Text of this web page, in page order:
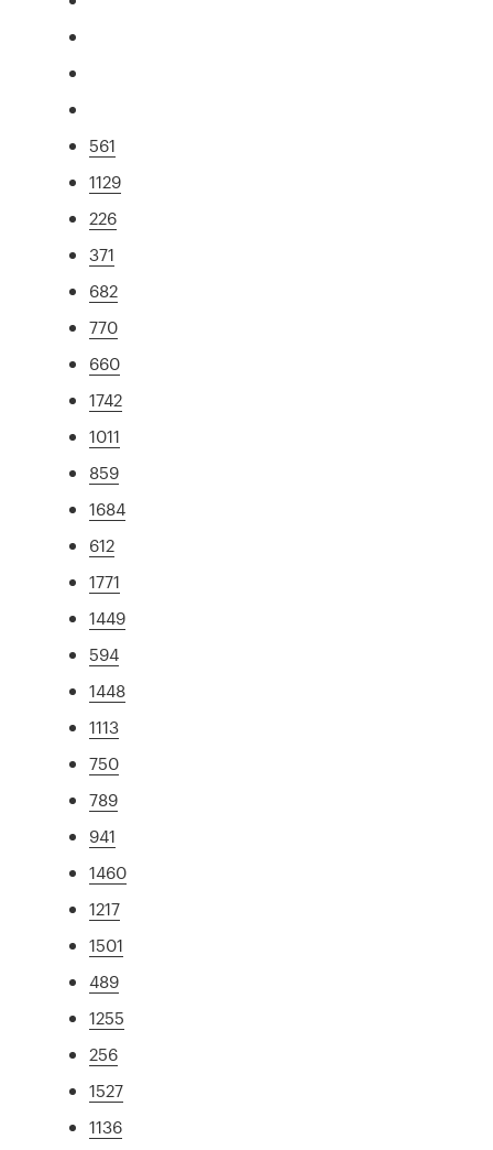
561
1129
226
371
682
770
660
1742
1011
859
1684
612
1771
1449
594
1448
1113
750
789
941
1460
1217
1501
489
1255
256
1527
1136